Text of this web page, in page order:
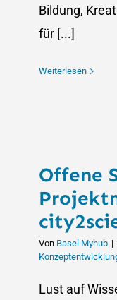
Bildung,
für [...]
Weiterlesen
Offene
Von Basel Myhub |
Lust auf